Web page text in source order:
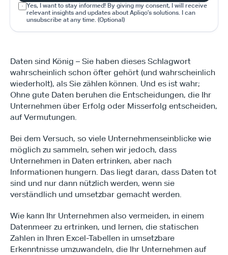
Yes, I want to stay informed! By giving my consent, I will receive
relevant insights and updates about Apliqo’s solutions. I can
unsubscribe at any time. (Optional)
Daten sind König – Sie haben dieses Schlagwort
wahrscheinlich schon öfter gehört (und wahrscheinlich
wiederholt), als Sie zählen können. Und es ist wahr;
Ohne gute Daten beruhen die Entscheidungen, die Ihr
Unternehmen über Erfolg oder Misserfolg entscheiden,
auf Vermutungen.
Bei dem Versuch, so viele Unternehmenseinblicke wie
möglich zu sammeln, sehen wir jedoch, dass
Unternehmen in Daten ertrinken, aber nach
Informationen hungern. Das liegt daran, dass Daten tot
sind und nur dann nützlich werden, wenn sie
verständlich und umsetzbar gemacht werden.
Wie kann Ihr Unternehmen also vermeiden, in einem
Datenmeer zu ertrinken, und lernen, die statischen
Zahlen in Ihren Excel-Tabellen in umsetzbare
Erkenntnisse umzuwandeln, die Ihr Unternehmen auf